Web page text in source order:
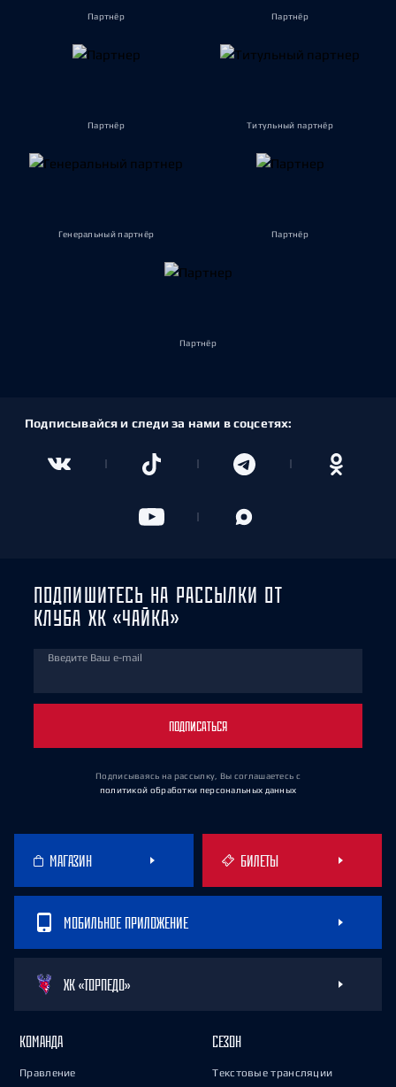
Партнёр Партнёр
Партнёр Титульный партнёр
Генеральный партнёр Партнёр
Партнёр
Подписывайся и следи за нами в соцсетях:
ПОДПИШИТЕСЬ НА РАССЫЛКИ ОТ
КЛУБА ХК «ЧАЙКА»
Введите Ваш e-mail
ПОДПИСАТЬСЯ
Подписываясь на рассылку, Вы соглашаетесь с
политикой обработки персональных данных
МАГАЗИН БИЛЕТЫ
МОБИЛЬНОЕ ПРИЛОЖЕНИЕ
ХК «ТОРПЕДО»
КОМАНДА
Правление
СЕЗОН
Текстовые трансляции